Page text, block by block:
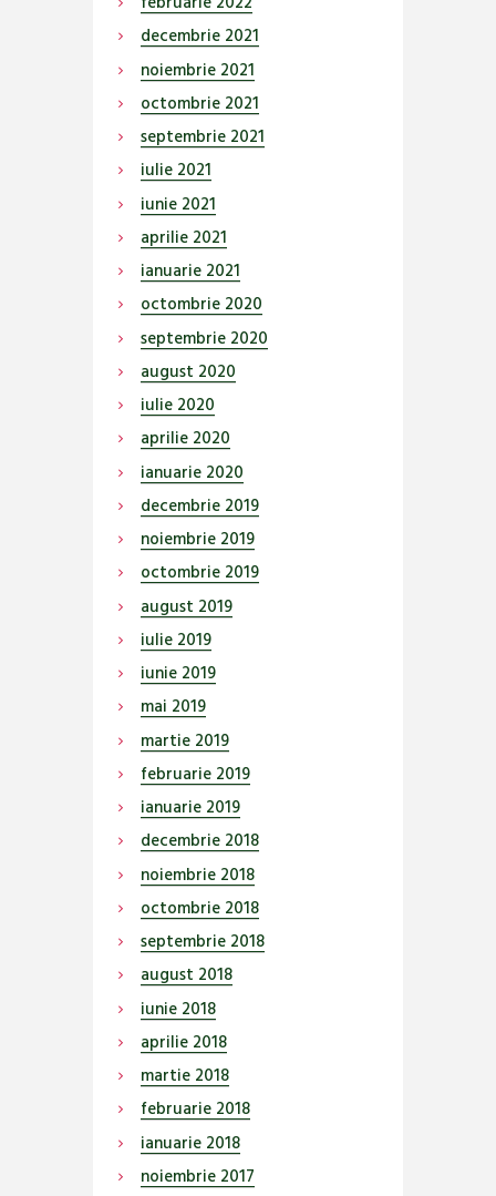
decembrie 2021
noiembrie 2021
octombrie 2021
septembrie 2021
iulie 2021
iunie 2021
aprilie 2021
ianuarie 2021
octombrie 2020
septembrie 2020
august 2020
iulie 2020
aprilie 2020
ianuarie 2020
decembrie 2019
noiembrie 2019
octombrie 2019
august 2019
iulie 2019
iunie 2019
mai 2019
martie 2019
februarie 2019
ianuarie 2019
decembrie 2018
noiembrie 2018
octombrie 2018
septembrie 2018
august 2018
iunie 2018
aprilie 2018
martie 2018
februarie 2018
ianuarie 2018
noiembrie 2017